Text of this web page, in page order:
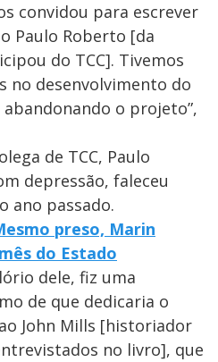
convidou para escrever
Paulo Roberto [da
do TCC]. Tivemos
no desenvolvimento do
o projeto”,
de TCC, Paulo
depressão, faleceu
ano passado.
preso, Marin
do Estado
dele, fiz uma
de que dedicaria o
John Mills [historiador
no livro], que